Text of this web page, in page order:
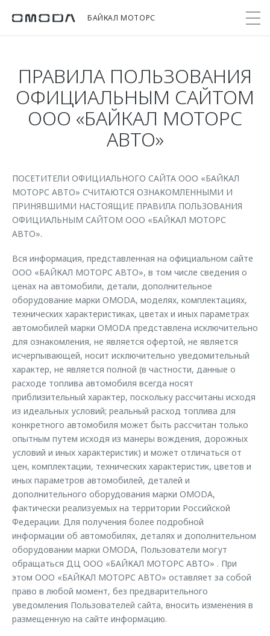
БАЙКАЛ МОТОРС
Модели
C7
от 2 739 000 ₽*
Покупателям
Выбор и покупка
Сравнить комплектации
Cпецпредложения
Прайс-листы
OMODA Лизинг
Кредит и страхование
Кредитные программы
Страхование
Кредитный калькулятор
Аксессуары
Одежда и сувениры
Оригинальные аксессуары
Запчасти
Трейд-ин
Калькулятор трейд-ин
Владельцам
Сервис
Поддержка
Помощь на дороге
Гарантия
Дополнительная техническая поддержка
Руководства по эксплуатации
Клиентская поддержка
O&J Автоклуб
Клуб владельцев OMODA
Приложение O&J
Аксессуары
Одежда и сувениры
Оригинальные аксессуары
Запчасти
Мир OMODA
О бренде
Приложение O&J
Клуб владельцев OMODA
Бренд JAECOO
Правовая информация
Обратная связь
ПРАВИЛА ПОЛЬЗОВАНИЯ
ОФИЦИАЛЬНЫМ САЙТОМ
ООО «БАЙКАЛ МОТОРС
АВТО»
ПОСЕТИТЕЛИ ОФИЦИАЛЬНОГО САЙТА ООО «БАЙКАЛ
МОТОРС АВТО» СЧИТАЮТСЯ ОЗНАКОМЛЕННЫМИ И
ПРИНЯВШИМИ НАСТОЯЩИЕ ПРАВИЛА ПОЛЬЗОВАНИЯ
ОФИЦИАЛЬНЫМ САЙТОМ ООО «БАЙКАЛ МОТОРС
АВТО».
Вся информация, представленная на официальном сайте
ООО «БАЙКАЛ МОТОРС АВТО», в том числе сведения о
ценах на автомобили, детали, дополнительное
оборудование марки OMODA, моделях, комплектациях,
технических характеристиках, цветах и иных параметрах
автомобилей марки OMODA представлена исключительно
для ознакомления, не является офертой, не является
исчерпывающей, носит исключительно уведомительный
характер, не является полной (в частности, данные о
расходе топлива автомобиля всегда носят
приблизительный характер, поскольку рассчитаны исходя
из идеальных условий; реальный расход топлива для
конкретного автомобиля может быть рассчитан только
опытным путем исходя из манеры вождения, дорожных
условий и иных характеристик) и может отличаться от
цен, комплектации, технических характеристик, цветов и
иных параметров автомобилей, деталей и
дополнительного оборудования марки OMODA,
фактически реализуемых на территории Российской
Федерации. Для получения более подробной
информации об автомобилях, деталях и дополнительном
оборудовании марки OMODA, Пользователи могут
обращаться ДЦ ООО «БАЙКАЛ МОТОРС АВТО» . При
этом ООО «БАЙКАЛ МОТОРС АВТО» оставляет за собой
право в любой момент, без предварительного
уведомления Пользователей сайта, вносить изменения в
размещенную на сайте информацию.